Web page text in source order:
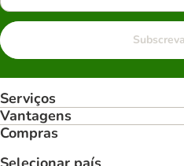
Serviços
Vantagens
Compras